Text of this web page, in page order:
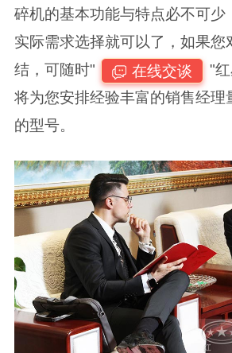
碎机的基本功能与特点必不可少
实际需求选择就可以了，如果您
结，可随时"
在线交谈
"
将为您安排经验丰富的销售经理
的型号。